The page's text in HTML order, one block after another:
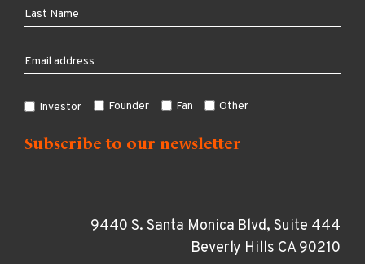
Investor Founder Fan Other
9440 S. Santa Monica Blvd, Suite 444
Beverly Hills CA 90210